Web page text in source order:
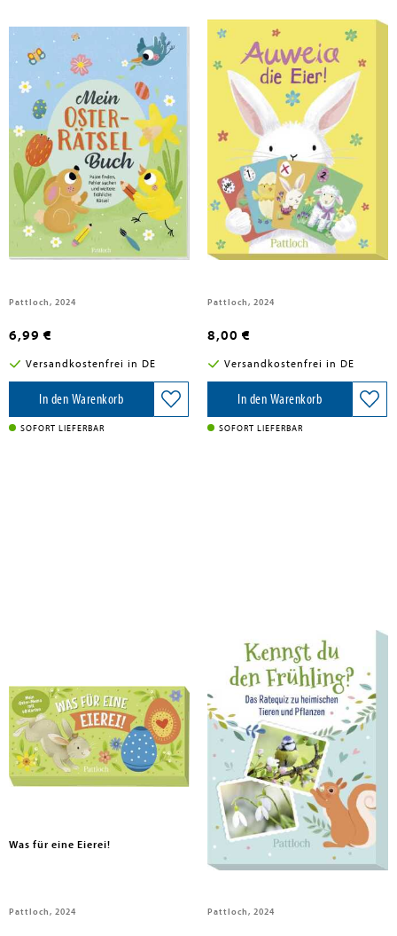
Mein Oster-Rätselbuch
Pattloch, 2024
6,99 €
Versandkostenfrei in DE
In den Warenkorb
SOFORT LIEFERBAR
Auweia, die Eier!
Pattloch, 2024
8,00 €
Versandkostenfrei in DE
In den Warenkorb
SOFORT LIEFERBAR
Was für eine Eierei!
Pattloch, 2024
Kennst du den Frühling?
Pattloch, 2024